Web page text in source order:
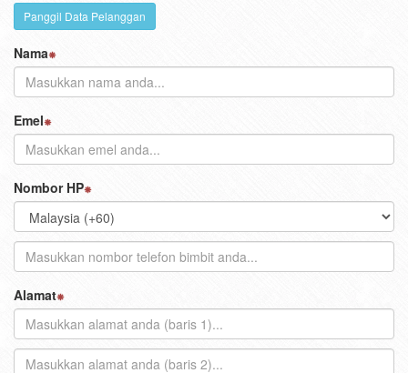
Panggil Data Pelanggan
Nama
Emel
Nombor HP
Alamat